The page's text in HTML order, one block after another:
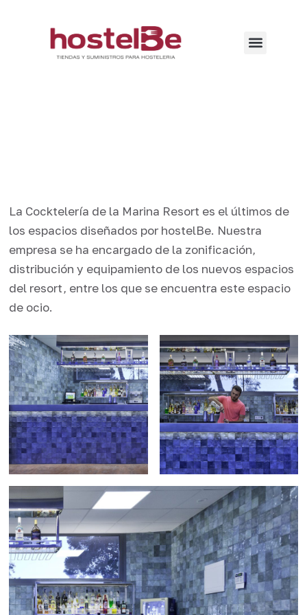
La Cocktelería de la Marina Resort es el últimos de
los espacios diseñados por hostelBe. Nuestra
empresa se ha encargado de la zonificación,
distribución y equipamiento de los nuevos espacios
del resort, entre los que se encuentra este espacio
de ocio.